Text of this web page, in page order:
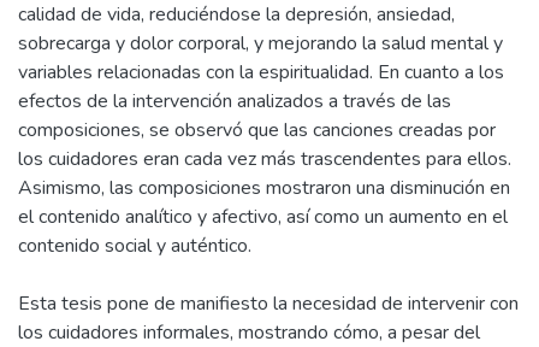
calidad de vida, reduciéndose la depresión, ansiedad,
sobrecarga y dolor corporal, y mejorando la salud mental y
variables relacionadas con la espiritualidad. En cuanto a los
efectos de la intervención analizados a través de las
composiciones, se observó que las canciones creadas por
los cuidadores eran cada vez más trascendentes para ellos.
Asimismo, las composiciones mostraron una disminución en
el contenido analítico y afectivo, así como un aumento en el
contenido social y auténtico.
Esta tesis pone de manifiesto la necesidad de intervenir con
los cuidadores informales, mostrando cómo, a pesar del